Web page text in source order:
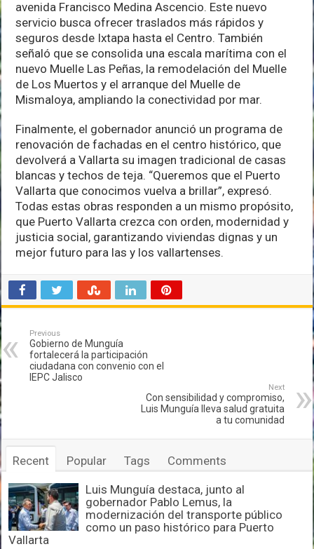
avenida Francisco Medina Ascencio. Este nuevo
servicio busca ofrecer traslados más rápidos y
seguros desde Ixtapa hasta el Centro. También
señaló que se consolida una escala marítima con el
nuevo Muelle Las Peñas, la remodelación del Muelle
de Los Muertos y el arranque del Muelle de
Mismaloya, ampliando la conectividad por mar.
Finalmente, el gobernador anunció un programa de
renovación de fachadas en el centro histórico, que
devolverá a Vallarta su imagen tradicional de casas
blancas y techos de teja. “Queremos que el Puerto
Vallarta que conocimos vuelva a brillar”, expresó.
Todas estas obras responden a un mismo propósito,
que Puerto Vallarta crezca con orden, modernidad y
justicia social, garantizando viviendas dignas y un
mejor futuro para las y los vallartenses.
Previous
Gobierno de Munguía
fortalecerá la participación
ciudadana con convenio con el
IEPC Jalisco
Next
Con sensibilidad y compromiso,
Luis Munguía lleva salud gratuita
a tu comunidad
Recent Popular Tags Comments
Luis Munguía destaca, junto al
gobernador Pablo Lemus, la
modernización del transporte público
como un paso histórico para Puerto
Vallarta